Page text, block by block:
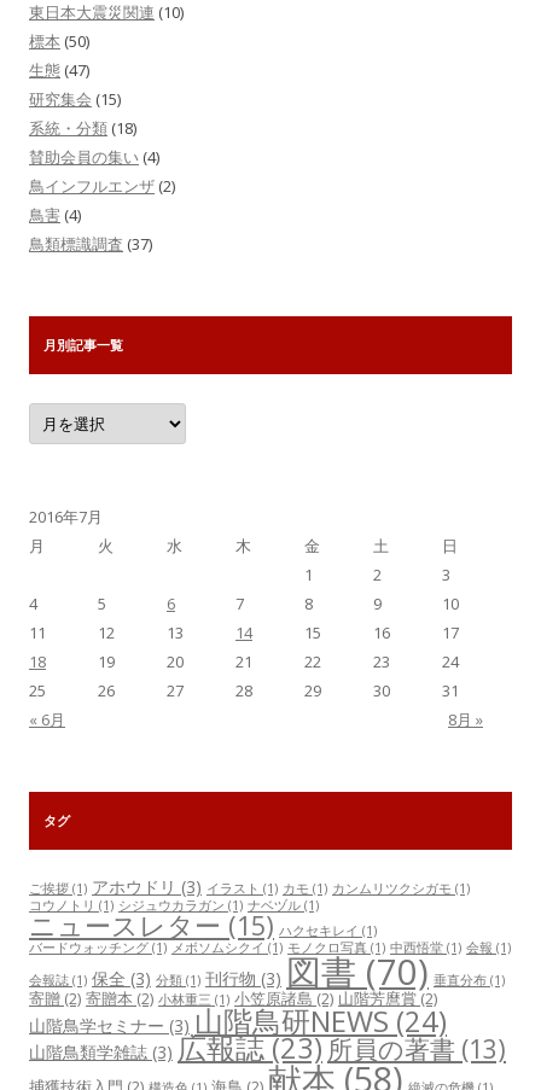
東日本大震災関連 (10)
標本 (50)
生態 (47)
研究集会 (15)
系統・分類 (18)
賛助会員の集い (4)
鳥インフルエンザ (2)
鳥害 (4)
鳥類標識調査 (37)
月別記事一覧
月
別
記
2016年7月
月
火 水 木 金 土
日
1
2
3
4
5 6 7 8 9
10
11
12 13 14 15 16
17
18
19 20 21 22 23
24
25
26 27 28 29 30
31
« 6月
8月 »
タグ
ご挨拶 (1) アホウドリ (3) イラスト (1) カモ (1) カンムリツクシガモ (1)
コウノトリ (1) シジュウカラガン (1) ナベヅル (1)
ニュースレター (15) ハクセキレイ (1)
バードウォッチング (1) メボソムシクイ (1) モノクロ写真 (1) 中西悟堂 (1) 会報 (1)
会報誌 (1) 保全 (3) 分類 (1) 刊行物 (3) 図書 (70) 垂直分布 (1)
寄贈 (2) 寄贈本 (2) 小林重三 (1) 小笠原諸島 (2) 山階芳麿賞 (2)
山階鳥学セミナー (3) 山階鳥研NEWS (24)
山階鳥類学雑誌 (3) 広報誌(23) 所員の著書 (13)
献本 (58)